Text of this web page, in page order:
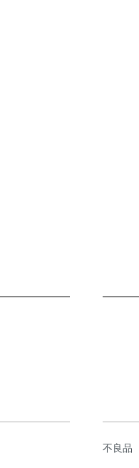
不良品